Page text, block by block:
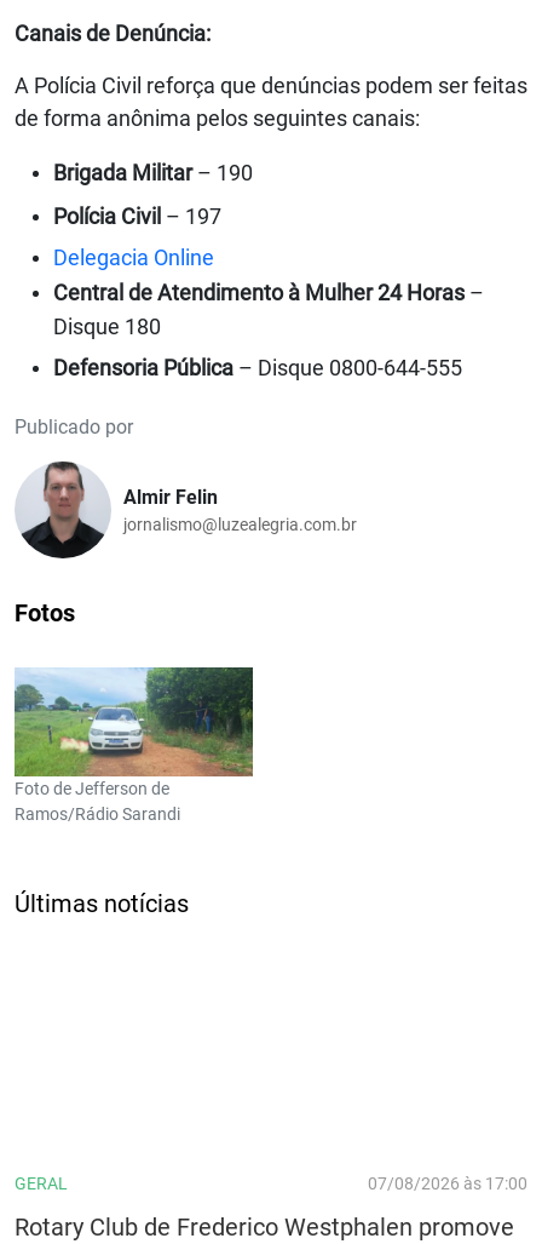
Canais de Denúncia:
A Polícia Civil reforça que denúncias podem ser feitas
de forma anônima pelos seguintes canais:
Brigada Militar– 190
Polícia Civil – 197
Delegacia Online
Central de Atendimento à Mulher 24 Horas –
Disque 180
Defensoria Pública – Disque 0800-644-555
Publicado por
Almir Felin
jornalismo@luzealegria.com.br
Fotos
Foto de Jefferson de
Ramos/Rádio Sarandi
Últimas notícias
GERAL 07/08/2026 às 17:00
Rotary Club de Frederico Westphalen promove